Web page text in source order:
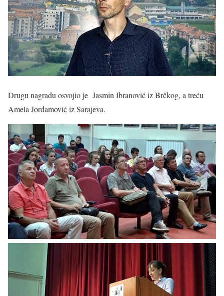
Drugu nagradu osvojio je Jasmin Ibranović iz Brčkog, a treću
Amela Jordamović iz Sarajeva.